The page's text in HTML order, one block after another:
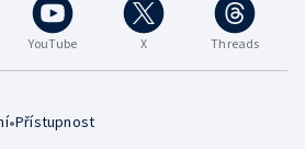
YouTube X Threads
•Přístupnost